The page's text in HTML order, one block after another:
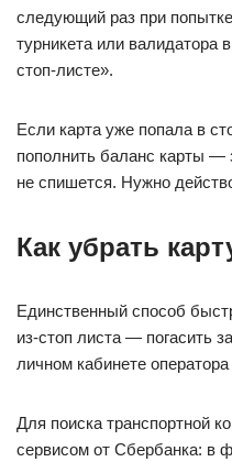
следующий раз при
турникета или валидатора
стоп-листе».
Если карта уже попала в
пополнить баланс карты —
не спишется. Нужно
Как убрать
Единственный способ
из-стоп листа — погасить
личном кабинете оператора
Для поиска транспортной
сервисом от Сбербанка: в